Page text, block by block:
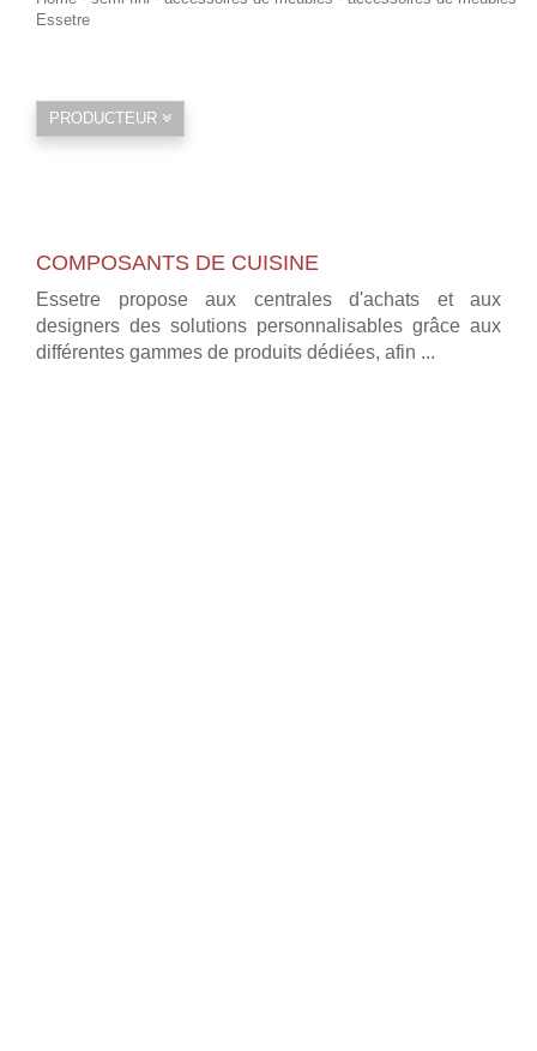
Essetre
PRODUCTEUR
COMPOSANTS DE CUISINE
Essetre propose aux centrales d'achats et aux
designers des solutions personnalisables grâce aux
différentes gammes de produits dédiées, afin ...